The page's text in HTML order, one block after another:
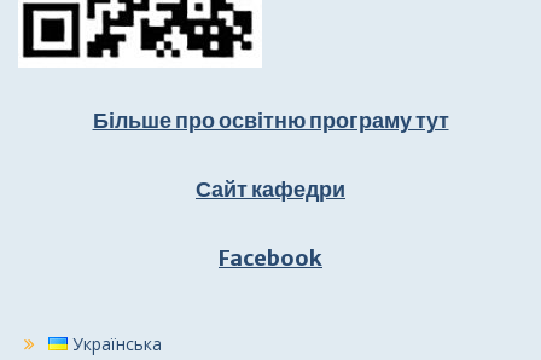
Більше про освітню програму тут
Сайт кафедри
Facebook
Українська